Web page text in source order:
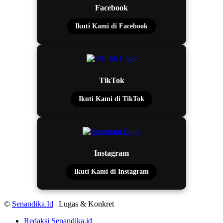
Facebook
Ikuti Kami di Facebook
TikTok
Ikuti Kami di TikTok
Instagram
Ikuti Kami di Instagram
© Senandika.Id | Lugas & Konkret
Redaksi Senandika.id